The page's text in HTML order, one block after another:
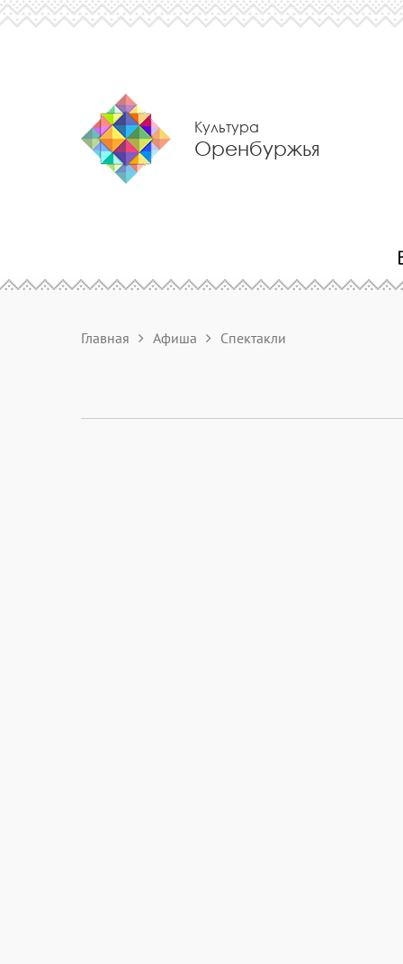
Культура
Оренбуржья
Главная Афиша Спектакли